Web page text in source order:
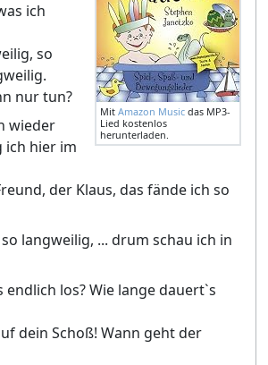
Mit Amazon Music das MP3-
Lied kostenlos
herunterladen.
ich
so
nur tun?
wieder
ich hier im
der Klaus, das fände ich so
langweilig, ... drum schau ich in
endlich los? Wie lange dauert`s
dein Schoß! Wann geht der